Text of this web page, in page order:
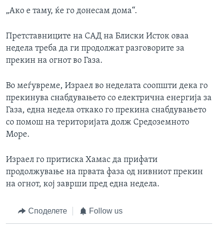
„Ако е таму, ќе го донесам дома“.
Претставниците на САД на Блиски Исток оваа
недела треба да ги продолжат разговорите за
прекин на огнот во Газа.
Во меѓувреме, Израел во неделата соопшти дека го
прекинува снабдувањето со електрична енергија за
Газа, една недела откако го прекина снабдувањето
со помош на територијата долж Средоземното
Море.
Израел го притиска Хамас да прифати
продолжување на првата фаза од нивниот прекин
на огнот, кој заврши пред една недела.
Споделете Follow us